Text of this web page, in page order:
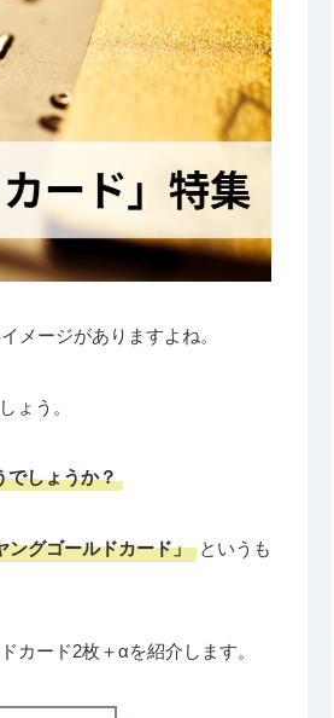
メージがありますよね。
ょう。
でしょうか？
ングゴールドカード」 というも
カード2枚＋αを紹介します。